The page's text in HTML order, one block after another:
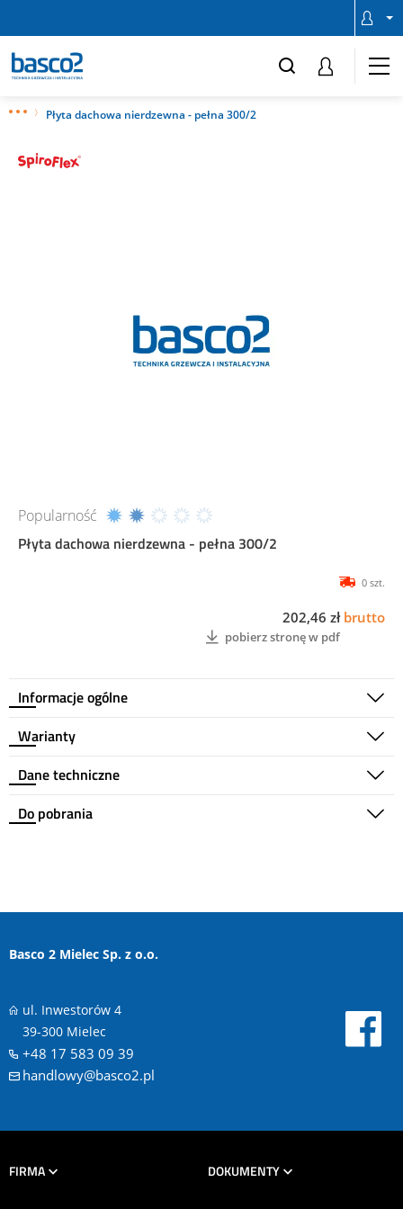
Płyta dachowa nierdzewna - pełna 300/2
Popularność
Płyta dachowa nierdzewna - pełna 300/2
Informacje ogólne
0 szt.
202,46 zł brutto
pobierz stronę w pdf
Warianty
Dane techniczne
Do pobrania
Basco 2 Mielec Sp. z o.o.
ul. Inwestorów 4
39-300 Mielec
+48 17 583 09 39
handlowy@basco2.pl
FIRMA DOKUMENTY